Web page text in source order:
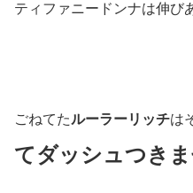
ティファニードンナは伸び
ごねてたルーラーリッチは
てダッシュつきま